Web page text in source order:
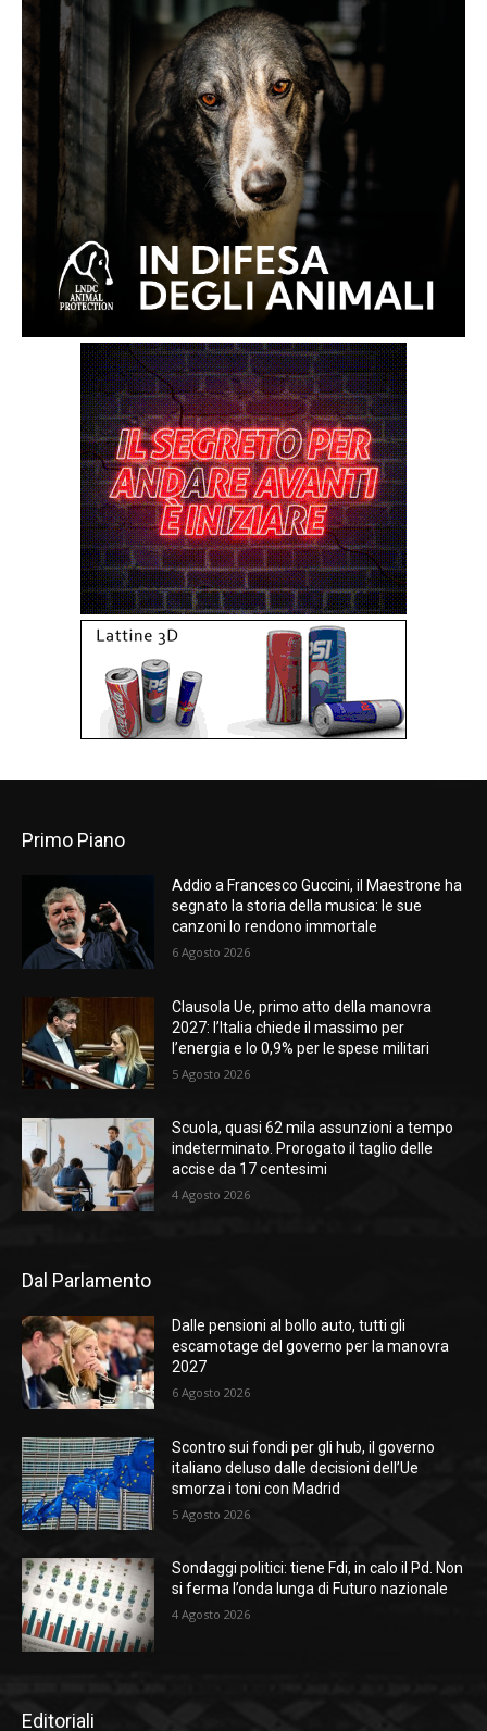
Primo Piano
Addio a Francesco Guccini, il Maestrone ha
segnato la storia della musica: le sue
canzoni lo rendono immortale
6 Agosto 2026
Clausola Ue, primo atto della manovra
2027: l’Italia chiede il massimo per
l’energia e lo 0,9% per le spese militari
5 Agosto 2026
Scuola, quasi 62 mila assunzioni a tempo
indeterminato. Prorogato il taglio delle
accise da 17 centesimi
4 Agosto 2026
Dal Parlamento
Dalle pensioni al bollo auto, tutti gli
escamotage del governo per la manovra
2027
6 Agosto 2026
Scontro sui fondi per gli hub, il governo
italiano deluso dalle decisioni dell’Ue
smorza i toni con Madrid
5 Agosto 2026
Sondaggi politici: tiene Fdi, in calo il Pd. Non
si ferma l’onda lunga di Futuro nazionale
4 Agosto 2026
Editoriali